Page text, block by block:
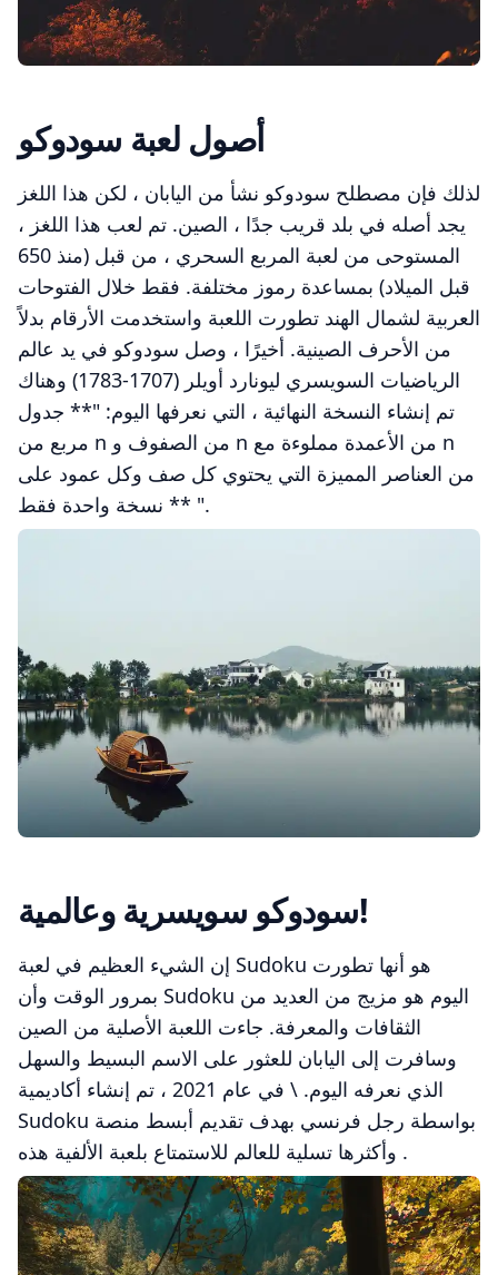
أصول لعبة سودوكو
لذلك فإن مصطلح سودوكو نشأ من اليابان ، لكن هذا اللغز
يجد أصله في بلد قريب جدًا ، الصين. تم لعب هذا اللغز ،
المستوحى من لعبة المربع السحري ، من قبل (منذ 650
قبل الميلاد) بمساعدة رموز مختلفة. فقط خلال الفتوحات
العربية لشمال الهند تطورت اللعبة واستخدمت الأرقام بدلاً
من الأحرف الصينية. أخيرًا ، وصل سودوكو في يد عالم
الرياضيات السويسري ليونارد أويلر (1707-1783) وهناك
تم إنشاء النسخة النهائية ، التي نعرفها اليوم: "** جدول
مربع من n من الصفوف و n من الأعمدة مملوءة مع n
من العناصر المميزة التي يحتوي كل صف وكل عمود على
نسخة واحدة فقط ** ".
سودوكو سويسرية وعالمية!
إن الشيء العظيم في لعبة Sudoku هو أنها تطورت
بمرور الوقت وأن Sudoku اليوم هو مزيج من العديد من
الثقافات والمعرفة. جاءت اللعبة الأصلية من الصين
وسافرت إلى اليابان للعثور على الاسم البسيط والسهل
الذي نعرفه اليوم. \ في عام 2021 ، تم إنشاء أكاديمية
Sudoku بواسطة رجل فرنسي بهدف تقديم أبسط منصة
وأكثرها تسلية للعالم للاستمتاع بلعبة الألفية هذه .